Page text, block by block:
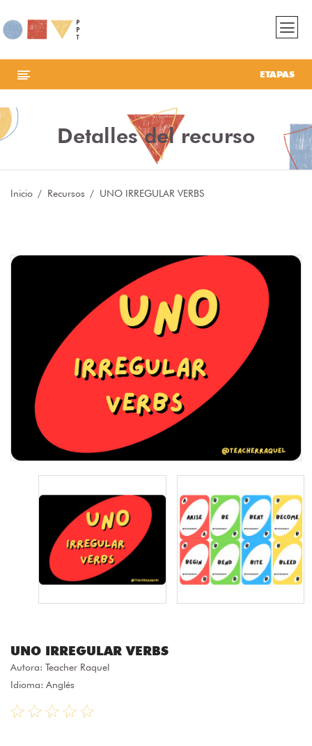
ETAPAS
Detalles del recurso
Inicio Recursos UNO IRREGULAR VERBS
UNO IRREGULAR VERBS
Autora: Teacher Raquel
Idioma: Anglés